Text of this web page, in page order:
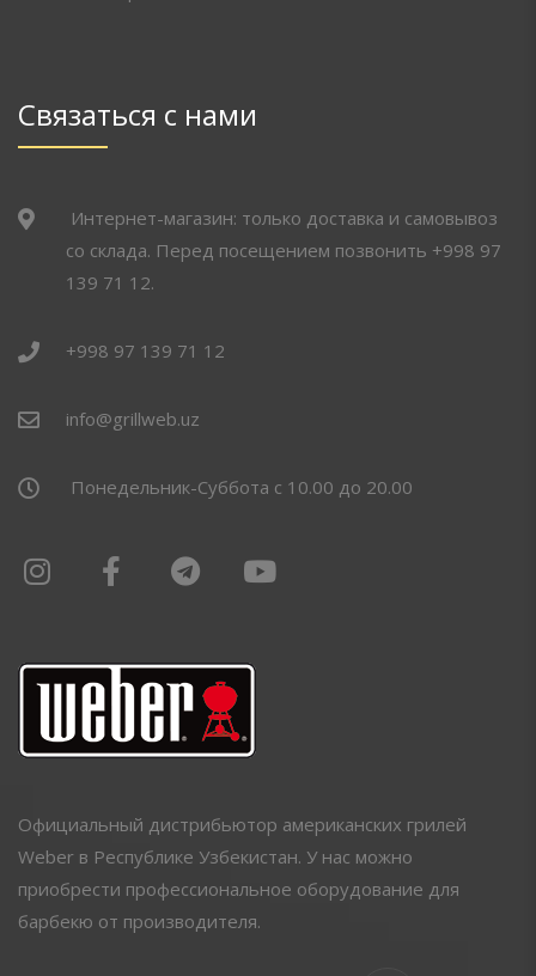
Связаться с нами
Интернет-магазин: только доставка и самовывоз
со склада. Перед посещением позвонить +998 97
139 71 12.
+998 97 139 71 12
info@grillweb.uz
Понедельник-Суббота с 10.00 до 20.00
Официальный дистрибьютор американских грилей
Weber в Республике Узбекистан. У нас можно
приобрести профессиональное оборудование для
барбекю от производителя.